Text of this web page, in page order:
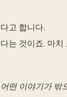
고 합니다.
는 것이죠. 마치
떤 이야기가 밖